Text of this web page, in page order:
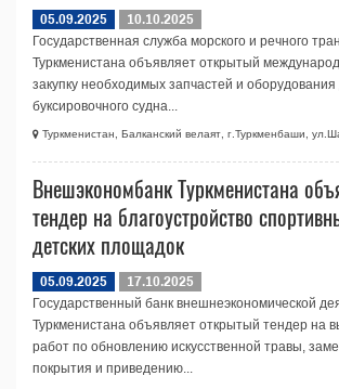
05.09.2025
10.10.2025
Государственная служба морского и речного
Туркменистана объявляет открытый
закупку необходимых запчастей и оборудования
буксировочного судна...
Туркменистан, Балканский велаят, г.Туркменбаши,
Внешэкономбанк Туркменистана
тендер на благоустройство
детских площадок
05.09.2025
17.10.2025
Государственный банк внешнеэкономической
Туркменистана объявляет открытый тендер на
работ по обновлению искусственной травы,
покрытия и приведению...